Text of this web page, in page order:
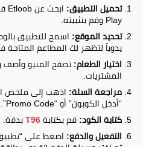
تحميل التطبيق:
Play وقم بتثبيته.
تحديد الموقع: اسمح للتطبيق
يدوياً لتظهر لك المطاعم
اختيار الطعام:تصفح المنيو وأضف
المشتريات.
مراجعة السلة: اذهب إلى ملخص
“أدخل الكوبون” أو “Promo Code”.
كتابة الكود:قم بكتابةT96بدقة.
التفعيل والدفع: اضغط على